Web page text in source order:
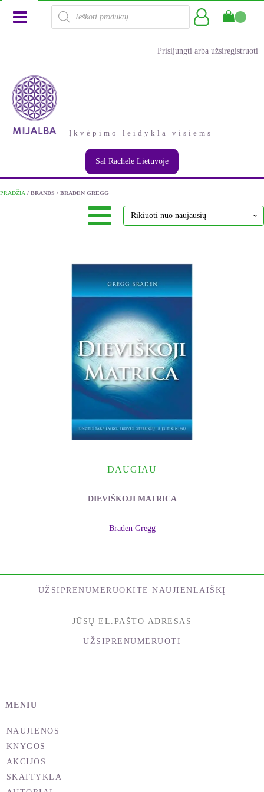
Products
search
Prisijungti arba užsiregistruoti
Įkvėpimo leidykla visiems
Sal Rachele Lietuvoje
PRADŽIA / BRANDS / BRADEN GREGG
DAUGIAU
DIEVIŠKOJI MATRICA
Braden Gregg
UŽSIPRENUMERUOKITE NAUJIENLAIŠKĮ
UŽSIPRENUMERUOTI
MENIU
NAUJIENOS
KNYGOS
AKCIJOS
SKAITYKLA